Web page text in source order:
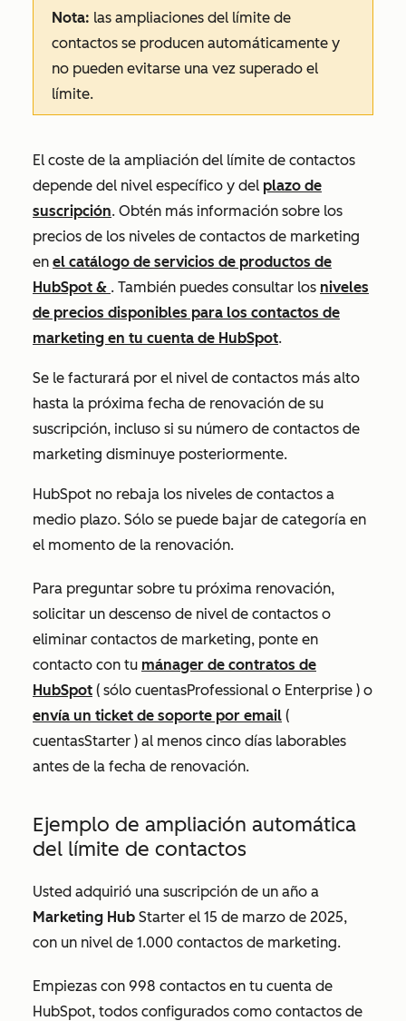
Nota: las ampliaciones del límite de
contactos se producen automáticamente y
no pueden evitarse una vez superado el
límite.
El coste de la ampliación del límite de contactos
depende del nivel específico y del plazo de
suscripción. Obtén más información sobre los
precios de los niveles de contactos de marketing
en el catálogo de servicios de productos de
HubSpot & . También puedes consultar los niveles
de precios disponibles para los contactos de
marketing en tu cuenta de HubSpot.
Se le facturará por el nivel de contactos más alto
hasta la próxima fecha de renovación de su
suscripción, incluso si su número de contactos de
marketing disminuye posteriormente.
HubSpot no rebaja los niveles de contactos a
medio plazo. Sólo se puede bajar de categoría en
el momento de la renovación.
Para preguntar sobre tu próxima renovación,
solicitar un descenso de nivel de contactos o
eliminar contactos de marketing, ponte en
contacto con tu mánager de contratos de
HubSpot ( sólo cuentasProfessional o Enterprise ) o
envía un ticket de soporte por email (
cuentasStarter ) al menos cinco días laborables
antes de la fecha de renovación.
Ejemplo de ampliación automática
del límite de contactos
Usted adquirió una suscripción de un año a
Marketing Hub Starter el 15 de marzo de 2025,
con un nivel de 1.000 contactos de marketing.
Empiezas con 998 contactos en tu cuenta de
HubSpot, todos configurados como contactos de